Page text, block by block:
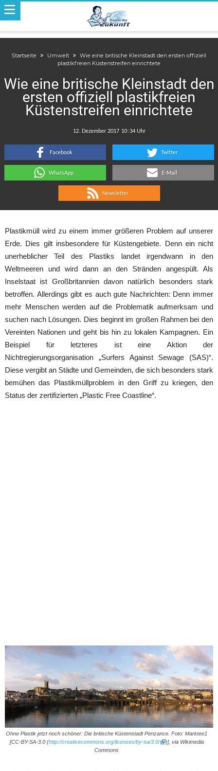
Startseite Umwelt
Wie eine britische Kleinstadt den ersten offiziell
plastikfreien Küstenstreifen einrichtete
Wie eine britische Kleinstadt den
ersten offiziell plastikfreien
Küstenstreifen einrichtete
:
Facebook Twitter
WhatsApp E-Mail
Newsletter
Plastikmüll wird zu einem immer größeren Problem auf unserer
Erde. Dies gilt insbesondere für Küstengebiete. Denn ein nicht
unerheblicher Teil des Plastiks landet irgendwann in den
Weltmeeren und wird dann an den Stränden angespült. Als
Inselstaat ist Großbritannien davon natürlich besonders stark
betroffen. Allerdings gibt es auch gute Nachrichten: Denn immer
mehr Menschen werden auf die Problematik aufmerksam und
suchen nach Lösungen. Dies beginnt im großen Rahmen bei den
Vereinten Nationen und geht bis hin zu lokalen Kampagnen. Ein
Beispiel für letzteres ist eine Aktion der
Nichtregierungsorganisation „Surfers Against Sewage (SAS)“.
Diese vergibt an Städte und Gemeinden, die sich besonders stark
bemühen das Plastikmüllproblem in den Griff zu kriegen, den
Status der zertifizierten „Plastic Free Coastline“.
Ohne Plastik jetzt noch schöner: Die britische Küstenstadt Penzance. Foto: Marktee1
[CC-BY-SA-3.0 (http://creativecommons.org/licenses/by-sa/3.0/
)], via Wikimedia
Commons